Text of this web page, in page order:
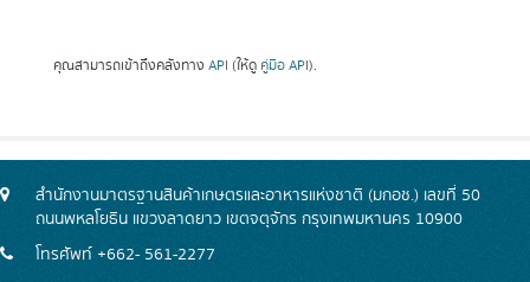
คุณสามารถเข้าถึงคลังทาง API (ให้ดู คู่มือ API).
สำนักงานมาตรฐานสินค้าเกษตรและอาหารแห่งชาติ (มกอช.) เลขที่ 50
ถนนพหลโยธิน แขวงลาดยาว เขตจตุจักร กรุงเทพมหานคร 10900
โทรศัพท์ +662- 561-2277